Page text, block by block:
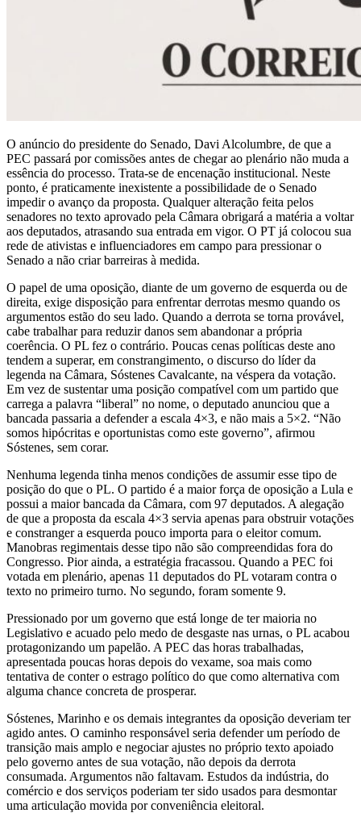
O anúncio do presidente do Senado, Davi Alcolumbre, de que a
PEC passará por comissões antes de chegar ao plenário não muda a
essência do processo. Trata-se de encenação institucional. Neste
ponto, é praticamente inexistente a possibilidade de o Senado
impedir o avanço da proposta. Qualquer alteração feita pelos
senadores no texto aprovado pela Câmara obrigará a matéria a voltar
aos deputados, atrasando sua entrada em vigor. O PT já colocou sua
rede de ativistas e influenciadores em campo para pressionar o
Senado a não criar barreiras à medida.
O papel de uma oposição, diante de um governo de esquerda ou de
direita, exige disposição para enfrentar derrotas mesmo quando os
argumentos estão do seu lado. Quando a derrota se torna provável,
cabe trabalhar para reduzir danos sem abandonar a própria
coerência. O PL fez o contrário. Poucas cenas políticas deste ano
tendem a superar, em constrangimento, o discurso do líder da
legenda na Câmara, Sóstenes Cavalcante, na véspera da votação.
Em vez de sustentar uma posição compatível com um partido que
carrega a palavra “liberal” no nome, o deputado anunciou que a
bancada passaria a defender a escala 4×3, e não mais a 5×2. “Não
somos hipócritas e oportunistas como este governo”, afirmou
Sóstenes, sem corar.
Nenhuma legenda tinha menos condições de assumir esse tipo de
posição do que o PL. O partido é a maior força de oposição a Lula e
possui a maior bancada da Câmara, com 97 deputados. A alegação
de que a proposta da escala 4×3 servia apenas para obstruir votações
e constranger a esquerda pouco importa para o eleitor comum.
Manobras regimentais desse tipo não são compreendidas fora do
Congresso. Pior ainda, a estratégia fracassou. Quando a PEC foi
votada em plenário, apenas 11 deputados do PL votaram contra o
texto no primeiro turno. No segundo, foram somente 9.
Pressionado por um governo que está longe de ter maioria no
Legislativo e acuado pelo medo de desgaste nas urnas, o PL acabou
protagonizando um papelão. A PEC das horas trabalhadas,
apresentada poucas horas depois do vexame, soa mais como
tentativa de conter o estrago político do que como alternativa com
alguma chance concreta de prosperar.
Sóstenes, Marinho e os demais integrantes da oposição deveriam ter
agido antes. O caminho responsável seria defender um período de
transição mais amplo e negociar ajustes no próprio texto apoiado
pelo governo antes de sua votação, não depois da derrota
consumada. Argumentos não faltavam. Estudos da indústria, do
comércio e dos serviços poderiam ter sido usados para desmontar
uma articulação movida por conveniência eleitoral.